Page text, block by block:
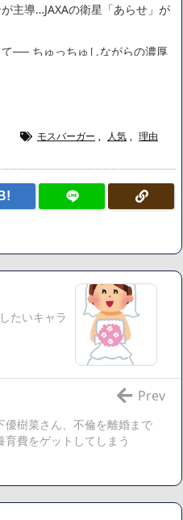
主導…JAXAの衛星「あらせ」が
── ちゅっちゅしながらの濃厚
しまい絶望する・・・「アカ
の赤マスは実際に行ってみてク
カリッカリになるまで焼いて重さ
の字やろなあww)」→結
・・・・・・
、4割が承認書と異なる製造だ
だ」
損失約160億円と約700億円の繰
の自販機が壊されて窃盗され
モスバーガー , 人気 , 理由
B!
たいキャラ
優樹菜さん、不倫を離婚まで
育費をゲットしてしまう
Prev